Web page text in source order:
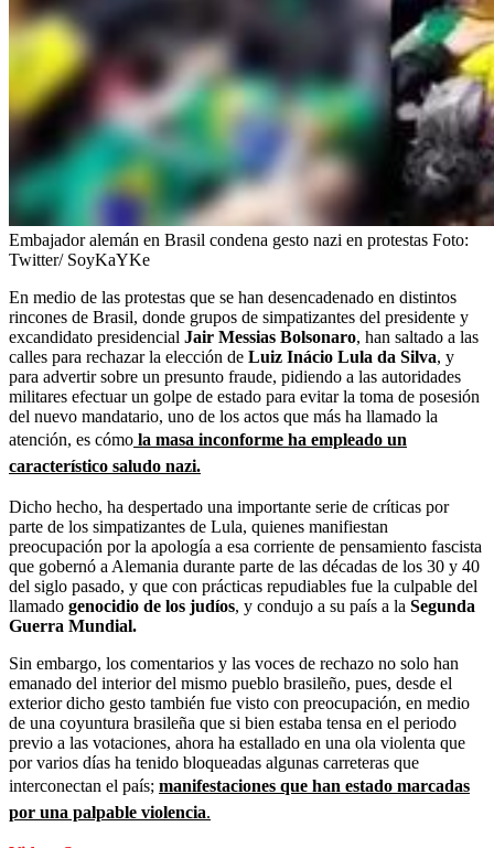
Embajador alemán en Brasil condena gesto nazi en protestas Foto:
Twitter/ SoyKaYKe
En medio de las protestas que se han desencadenado en distintos
rincones de Brasil, donde grupos de simpatizantes del presidente y
excandidato presidencial Jair Messias Bolsonaro, han saltado a las
calles para rechazar la elección de Luiz Inácio Lula da Silva, y
para advertir sobre un presunto fraude, pidiendo a las autoridades
militares efectuar un golpe de estado para evitar la toma de posesión
del nuevo mandatario, uno de los actos que más ha llamado la
atención, es cómo la masa inconforme ha empleado un
característico saludo nazi.
Dicho hecho, ha despertado una importante serie de críticas por
parte de los simpatizantes de Lula, quienes manifiestan
preocupación por la apología a esa corriente de pensamiento fascista
que gobernó a Alemania durante parte de las décadas de los 30 y 40
del siglo pasado, y que con prácticas repudiables fue la culpable del
llamado genocidio de los judíos, y condujo a su país a la Segunda
Guerra Mundial.
Sin embargo, los comentarios y las voces de rechazo no solo han
emanado del interior del mismo pueblo brasileño, pues, desde el
exterior dicho gesto también fue visto con preocupación, en medio
de una coyuntura brasileña que si bien estaba tensa en el periodo
previo a las votaciones, ahora ha estallado en una ola violenta que
por varios días ha tenido bloqueadas algunas carreteras que
interconectan el país; manifestaciones que han estado marcadas
por una palpable violencia.